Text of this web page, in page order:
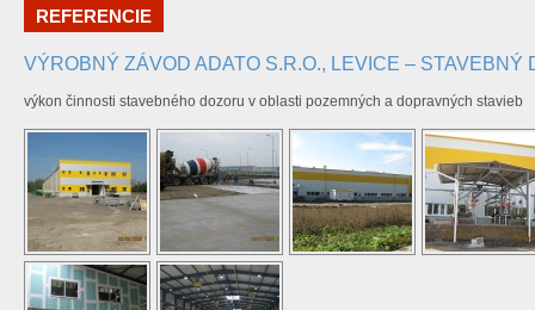
REFERENCIE
VÝROBNÝ ZÁVOD ADATO S.R.O., LEVICE – STAVEBNÝ
výkon činnosti stavebného dozoru v oblasti pozemných a dopravných stavieb